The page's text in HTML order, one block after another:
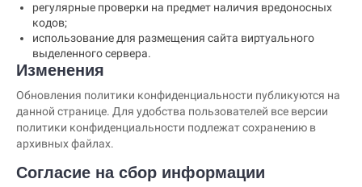
регулярные проверки на предмет наличия вредоносных
кодов;
использование для размещения сайта виртуального
выделенного сервера.
Изменения
Обновления политики конфиденциальности публикуются на
данной странице. Для удобства пользователей все версии
политики конфиденциальности подлежат сохранению в
архивных файлах.
Согласие на сбор информации